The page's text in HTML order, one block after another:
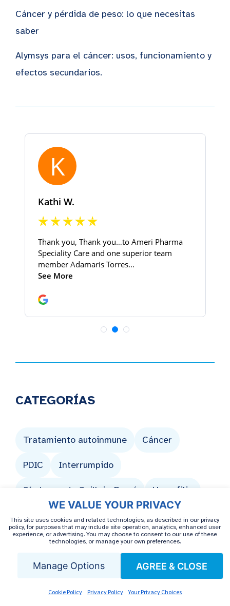
WE VALUE YOUR PRIVACY
This site uses cookies and related technologies, as described in our privacy
policy, for purposes that may include site operation, analytics, enhanced user
experience, or advertising. You may choose to consent to our use of these
technologies, or manage your own preferences.
Manage Options AGREE & CLOSE
Cookie Policy Privacy Policy Your Privacy Choices
Cáncer y pérdida de peso: lo que necesitas
saber
Alymsys para el cáncer: usos, funcionamiento y
efectos secundarios.
CATEGORÍAS
Tratamiento autoinmune Cáncer
PDIC Interrumpido
Síndrome de Guillain-Barré Hemofilia
Hepatitis C VIH IgIV
Síndrome de Lambert-Eaton Medicare
Esclerosis múltiple Miastenia grave
Otras condiciones de salud